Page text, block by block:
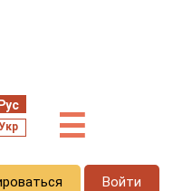
Рус
☰
Войти